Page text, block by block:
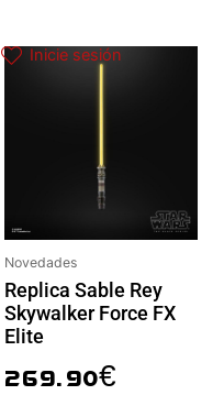
Inicie sesión
Novedades
Replica Sable Rey
Skywalker Force FX
Elite
269.90€